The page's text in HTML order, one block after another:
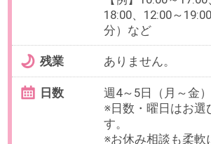
【残業なし×17時退社】未経験
OK!勤怠チェック事務＠IT人材企
業／新宿駅チカ